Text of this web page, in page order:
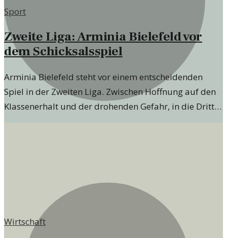
Sport
Zweite Liga: Arminia Bielefeld vor
dem Schicksalsspiel
Arminia Bielefeld steht vor einem entscheidenden
Spiel in der Zweiten Liga. Zwischen Hoffnung auf den
Klassenerhalt und der drohenden Gefahr, in die Dritte
Wirtschaft